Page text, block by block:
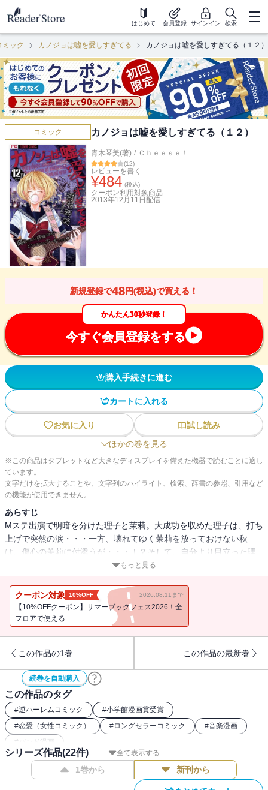
はじめて 会員登録 サインイン 検索
ミック カノジョは嘘を愛しすぎてる カノジョは嘘を愛しすぎてる（１２）
コミック カノジョは嘘を愛しすぎてる（１２）
青木琴美(著) / Ｃｈｅｅｓｅ！
(12)
レビューを書く
¥484 (税込)
クーポン利用対象商品
2013年12月11日 配信
新規登録で48円(税込)で買える！
かんたん30秒登録！
今すぐ会員登録をする
購入手続きに進む
カートに入れる
お気に入り
試し読み
ほかの巻を見る
※この商品はタブレットなど大きなディスプレイを備えた機器で読むことに適し
ています。
文字だけを拡大することや、文字列のハイライト、検索、辞書の参照、引用など
の機能が使用できません。
あらすじ
Mステ出演で明暗を分けた理子と茉莉。大成功を収めた理子は、打ち
上げで突然の涙・・・一方、壊れてゆく茉莉を放っておけない秋
は、傷心の茉莉に付添うが・・・！？そして、自分より目立った理
子に怒り心頭のシバケンは、怒りのせいで思わず理子の待ち受けを
巻！！
もっと見る
クーポン対象 10%OFF 2026.08.11まで
【10%OFFクーポン】サマーブックフェス2026！全
フロアで使える
この作品の1巻 この作品の最新巻
続巻を自動購入
この作品のタグ
#逆ハーレムコミック #小学館漫画賞受賞
#恋愛（女性コミック） #ロングセラーコミック #音楽漫画
# バンド漫画
全て表示する
シリーズ作品(22件)
1巻から 新刊から